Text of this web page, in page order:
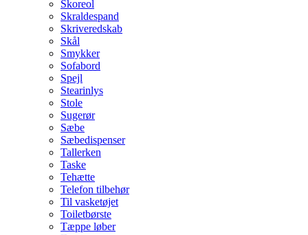
Skoreol
Skraldespand
Skriveredskab
Skål
Smykker
Sofabord
Spejl
Stearinlys
Stole
Sugerør
Sæbe
Sæbedispenser
Tallerken
Taske
Tehætte
Telefon tilbehør
Til vasketøjet
Toiletbørste
Tæppe løber